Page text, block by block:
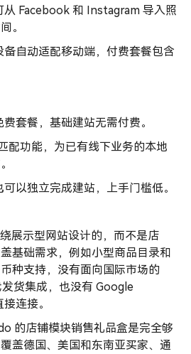
从 Facebook 和 Instagram 导入照
。
备自动适配移动端，付费套餐包含
套餐，基础建站无需付费。
配功能，为已有线下业务的本地
以独立完成建站，上手门槛低。
展示型网站设计的，而不是店
基础需求，例如小型商品目录和
种支持，没有面向国际市场的
货集成，也没有 Google
连接。
的店铺模块销售礼品盒是完全够
盖德国、美国和东南亚买家、通